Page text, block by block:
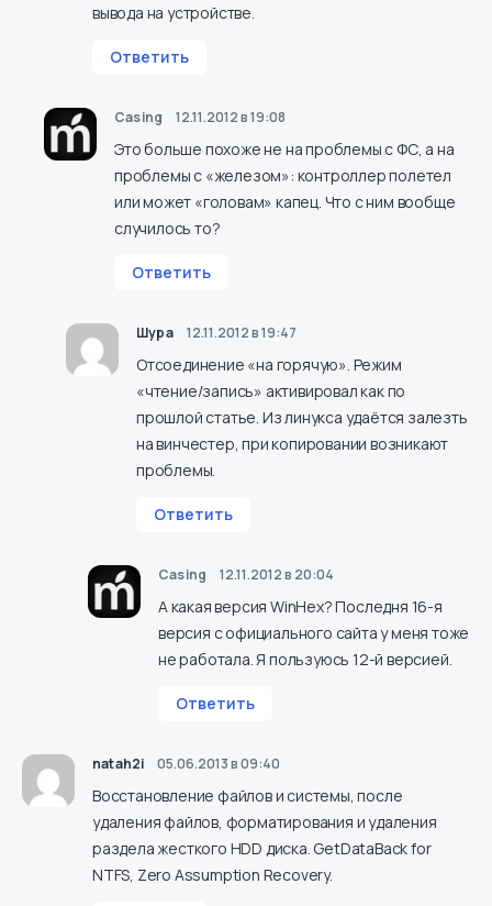
вывода на устройстве.
Ответить
Casing 12.11.2012 в 19:08
Это больше похоже не на проблемы с ФС, а на
проблемы с «железом»: контроллер полетел
или может «головам» капец. Что с ним вообще
случилось то?
Ответить
Шура 12.11.2012 в 19:47
Отсоединение «на горячую». Режим
«чтение/запись» активировал как по
прошлой статье. Из линукса удаётся залезть
на винчестер, при копировании возникают
проблемы.
Ответить
Casing 12.11.2012 в 20:04
А какая версия WinHex? Последня 16-я
версия с официального сайта у меня тоже
не работала. Я пользуюсь 12-й версией.
Ответить
natah2i 05.06.2013 в 09:40
Восстановление файлов и системы, после
удаления файлов, форматирования и удаления
раздела жесткого HDD диска. GetDataBack for
NTFS, Zero Assumption Recovery.